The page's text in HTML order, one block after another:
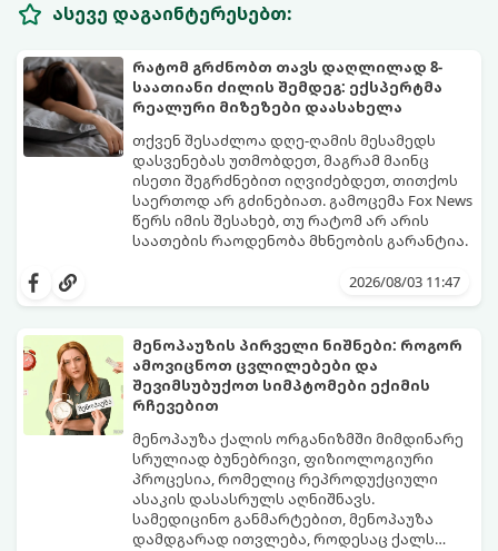
ასევე დაგაინტერესებთ:
რატომ გრძნობთ თავს დაღლილად 8-
საათიანი ძილის შემდეგ: ექსპერტმა
რეალური მიზეზები დაასახელა
თქვენ შესაძლოა დღე-ღამის მესამედს
დასვენებას უთმობდეთ, მაგრამ მაინც
ისეთი შეგრძნებით იღვიძებდეთ, თითქოს
საერთოდ არ გძინებიათ. გამოცემა Fox News
წერს იმის შესახებ, თუ რატომ არ არის
საათების რაოდენობა მხნეობის გარანტია.
2026/08/03 11:47
მენოპაუზის პირველი ნიშნები: როგორ
ამოვიცნოთ ცვლილებები და
შევიმსუბუქოთ სიმპტომები ექიმის
რჩევებით
მენოპაუზა ქალის ორგანიზმში მიმდინარე
სრულიად ბუნებრივი, ფიზიოლოგიური
პროცესია, რომელიც რეპროდუქციული
ასაკის დასასრულს აღნიშნავს.
სამედიცინო განმარტებით, მენოპაუზა
დამდგარად ითვლება, როდესაც ქალს